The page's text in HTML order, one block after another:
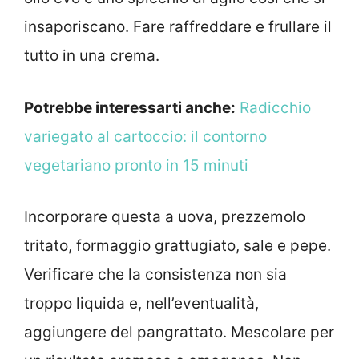
insaporiscano. Fare raffreddare e frullare il
tutto in una crema.
Potrebbe interessarti anche: Radicchio
variegato al cartoccio: il contorno
vegetariano pronto in 15 minuti
Incorporare questa a uova, prezzemolo
tritato, formaggio grattugiato, sale e pepe.
Verificare che la consistenza non sia
troppo liquida e, nell’eventualità,
aggiungere del pangrattato. Mescolare per